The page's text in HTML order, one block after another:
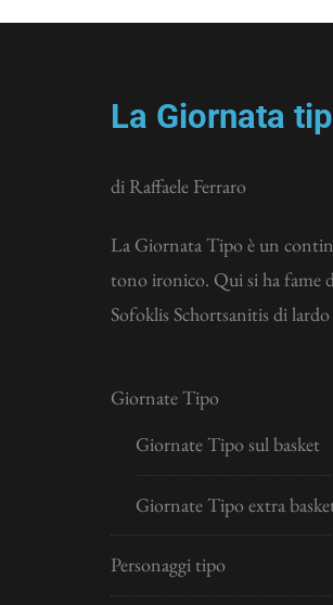
La Giornata
di Raffaele Ferraro
La Giornata Tipo è un
tono ironico. Qui si ha fame
Sofoklis Schortsanitis di
Giornate Tipo
Giornate Tipo sul basket
Giornate Tipo extra
Personaggi tipo